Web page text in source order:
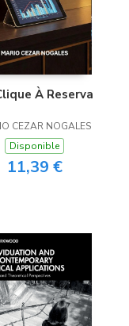
À Reserva
CEZAR NOGALES
Disponible
11,39 €